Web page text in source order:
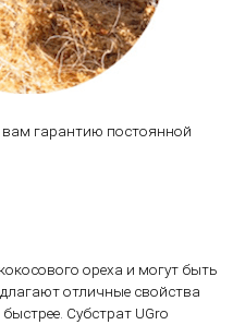
вам гарантию постоянной
ореха и могут быть
отличные свойства
Субстрат UGro